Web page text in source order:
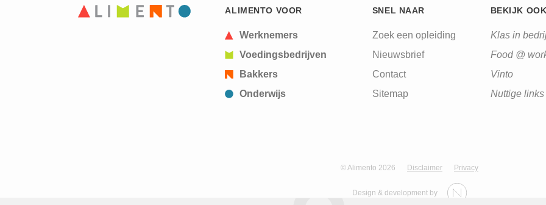
ALIMENTO VOOR
Werknemers
Voedingsbedrijven
Bakkers
Onderwijs
SNEL NAAR
Zoek een opleiding
Nieuwsbrief
Contact
Sitemap
BEKIJK OOK
Klas in
Food @
Vinto
Nuttige links
© Alimento 2026 Disclaimer Privacy
Design & development by